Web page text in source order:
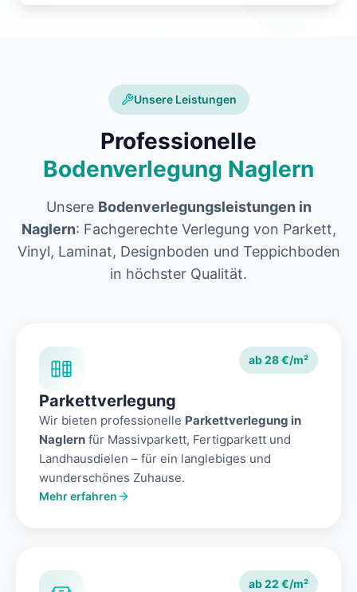
Unsere Leistungen
Professionelle
Bodenverlegung Naglern
Unsere Bodenverlegungsleistungen in
Naglern: Fachgerechte Verlegung von Parkett,
Vinyl, Laminat, Designboden und Teppichboden
in höchster Qualität.
ab 28 €/m²
Parkettverlegung
Wir bieten professionelle Parkettverlegung in
Naglern für Massivparkett, Fertigparkett und
Landhausdielen – für ein langlebiges und
wunderschönes Zuhause.
Mehr erfahren
ab 22 €/m²